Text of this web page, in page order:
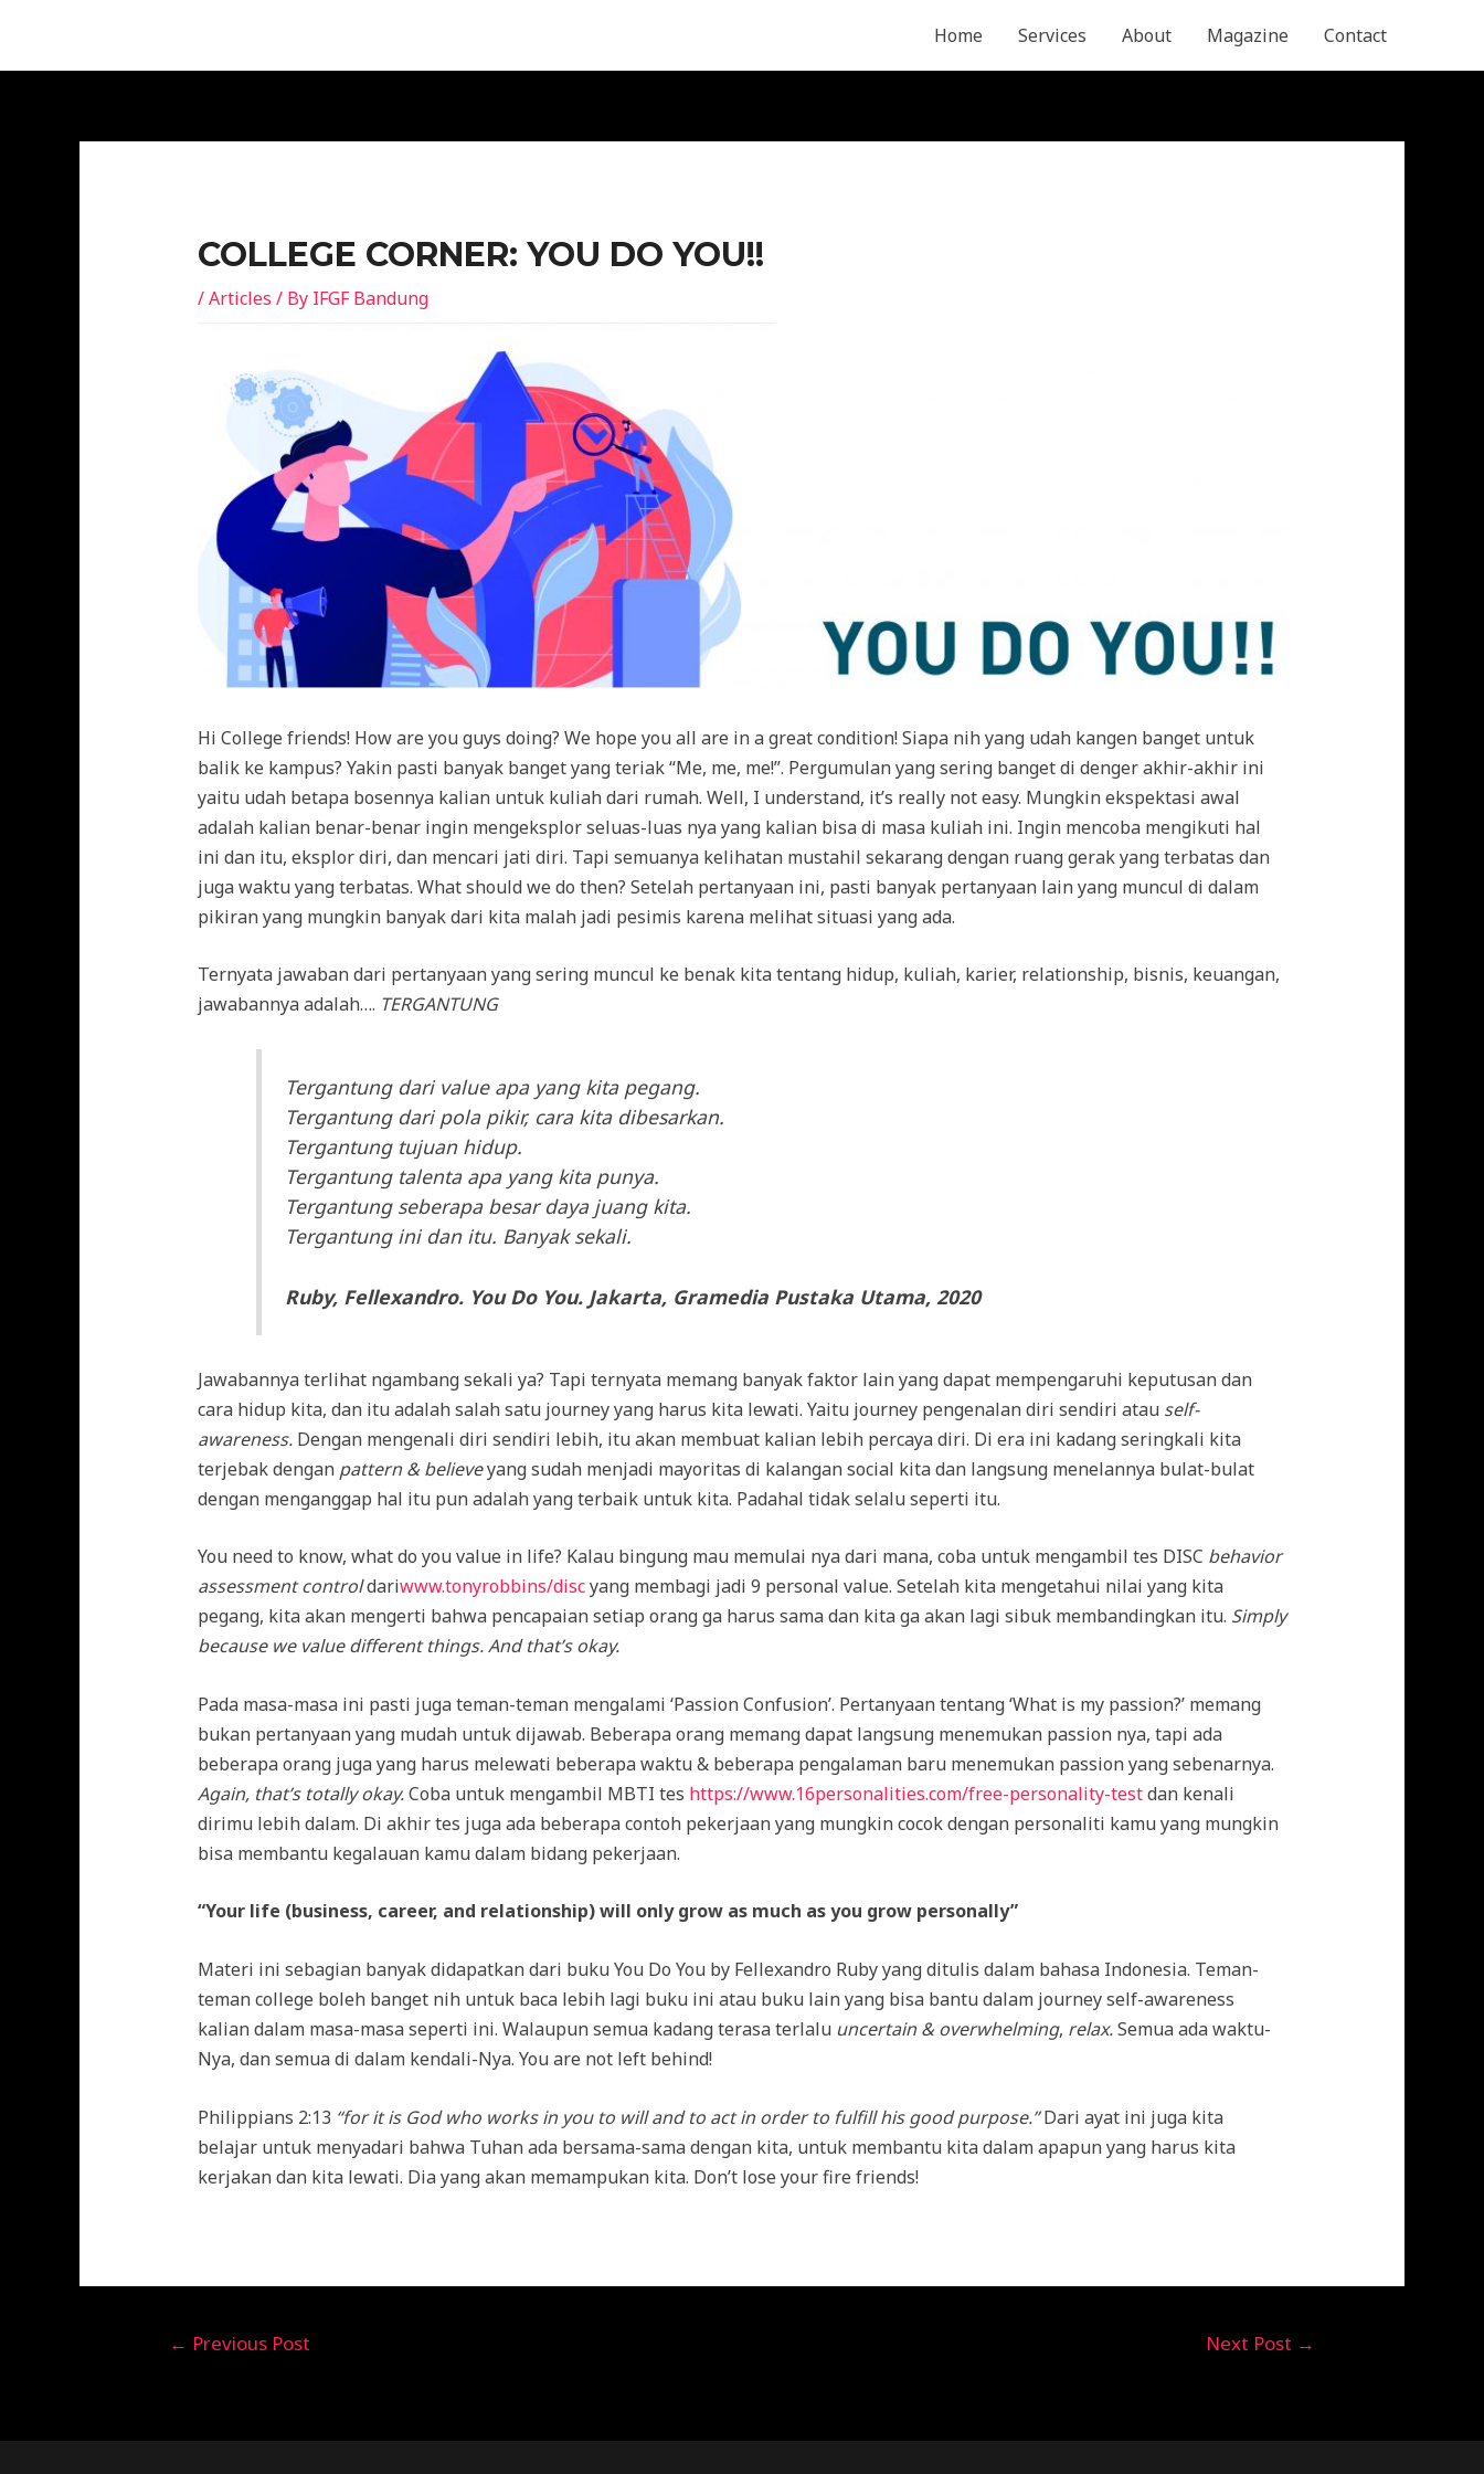
Home Services About Magazine Contact
COLLEGE CORNER: YOU DO YOU!!
/Articles / By IFGF Bandung
Hi College friends! How are you guys doing? We hope you all are in a great condition! Siapa nih yang udah kangen banget untuk
balik ke kampus? Yakin pasti banyak banget yang teriak “Me, me, me!”. Pergumulan yang sering banget di denger akhir-akhir ini
yaitu udah betapa bosennya kalian untuk kuliah dari rumah. Well, I understand, it’s really not easy. Mungkin ekspektasi awal
adalah kalian benar-benar ingin mengeksplor seluas-luas nya yang kalian bisa di masa kuliah ini. Ingin mencoba mengikuti hal
ini dan itu, eksplor diri, dan mencari jati diri. Tapi semuanya kelihatan mustahil sekarang dengan ruang gerak yang terbatas dan
juga waktu yang terbatas. What should we do then? Setelah pertanyaan ini, pasti banyak pertanyaan lain yang muncul di dalam
pikiran yang mungkin banyak dari kita malah jadi pesimis karena melihat situasi yang ada.
Ternyata jawaban dari pertanyaan yang sering muncul ke benak kita tentang hidup, kuliah, karier, relationship, bisnis, keuangan,
jawabannya adalah…. TERGANTUNG
Tergantung dari value apa yang kita pegang.
Tergantung dari pola pikir, cara kita dibesarkan.
Tergantung tujuan hidup.
Tergantung talenta apa yang kita punya.
Tergantung seberapa besar daya juang kita.
Tergantung ini dan itu. Banyak sekali.
Ruby, Fellexandro. You Do You. Jakarta, Gramedia Pustaka Utama, 2020
Jawabannya terlihat ngambang sekali ya? Tapi ternyata memang banyak faktor lain yang dapat mempengaruhi keputusan dan
cara hidup kita, dan itu adalah salah satu journey yang harus kita lewati. Yaitu journey pengenalan diri sendiri atau self-
awareness.Dengan mengenali diri sendiri lebih, itu akan membuat kalian lebih percaya diri. Di era ini kadang seringkali kita
terjebak dengan pattern & believeyang sudah menjadi mayoritas di kalangan social kita dan langsung menelannya bulat-bulat
dengan menganggap hal itu pun adalah yang terbaik untuk kita. Padahal tidak selalu seperti itu.
You need to know, what do you value in life? Kalau bingung mau memulai nya dari mana, coba untuk mengambil tes DISC behavior
assessment controldariwww.tonyrobbins/discyang membagi jadi 9 personal value. Setelah kita mengetahui nilai yang kita
pegang, kita akan mengerti bahwa pencapaian setiap orang ga harus sama dan kita ga akan lagi sibuk membandingkan itu. Simply
because we value different things. And that’s okay.
Pada masa-masa ini pasti juga teman-teman mengalami ‘Passion Confusion’. Pertanyaan tentang ‘What is my passion?’ memang
bukan pertanyaan yang mudah untuk dijawab. Beberapa orang memang dapat langsung menemukan passion nya, tapi ada
beberapa orang juga yang harus melewati beberapa waktu & beberapa pengalaman baru menemukan passion yang sebenarnya.
Again, that’s totally okay.Coba untuk mengambil MBTI tes https://www.16personalities.com/free-personality-testdan kenali
dirimu lebih dalam. Di akhir tes juga ada beberapa contoh pekerjaan yang mungkin cocok dengan personaliti kamu yang mungkin
bisa membantu kegalauan kamu dalam bidang pekerjaan.
“Your life (business, career, and relationship) will only grow as much as you grow personally”
Materi ini sebagian banyak didapatkan dari buku You Do You by Fellexandro Ruby yang ditulis dalam bahasa Indonesia. Teman-
teman college boleh banget nih untuk baca lebih lagi buku ini atau buku lain yang bisa bantu dalam journey self-awareness
kalian dalam masa-masa seperti ini. Walaupun semua kadang terasa terlalu uncertain & overwhelming, relax.Semua ada waktu-
Nya, dan semua di dalam kendali-Nya. You are not left behind!
Philippians 2:13 “for it is God who works in you to will and to act in order to fulfill his good purpose.”Dari ayat ini juga kita
belajar untuk menyadari bahwa Tuhan ada bersama-sama dengan kita, untuk membantu kita dalam apapun yang harus kita
kerjakan dan kita lewati. Dia yang akan memampukan kita. Don’t lose your fire friends!
← Previous Post Next Post →